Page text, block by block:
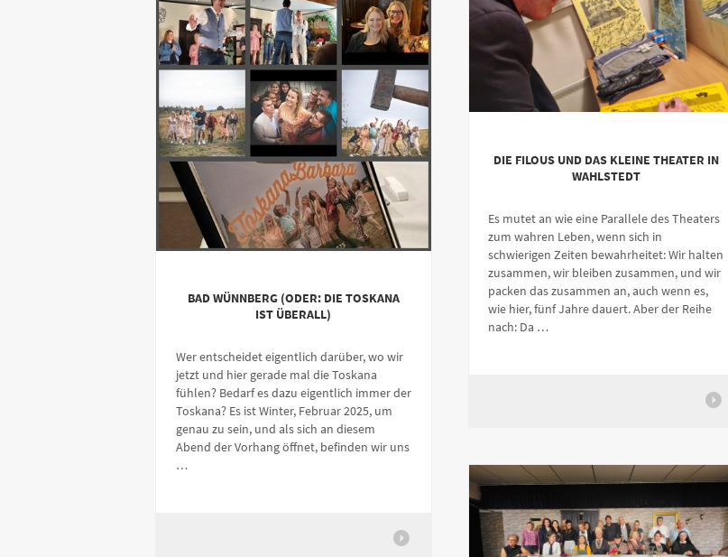
BAD WÜNNBERG (ODER: DIE TOSKANA
IST ÜBERALL)
Wer entscheidet eigentlich darüber, wo wir
jetzt und hier gerade mal die Toskana
fühlen? Bedarf es dazu eigentlich immer der
Toskana? Es ist Winter, Februar 2025, um
genau zu sein, und als sich an diesem
Abend der Vorhang öffnet, befinden wir uns
…
DIE FILOUS UND DAS KLEINE THEATER IN
WAHLSTEDT
Es mutet an wie eine Parallele des Theaters
zum wahren Leben, wenn sich in
schwierigen Zeiten bewahrheitet: Wir halten
zusammen, wir bleiben zusammen, und wir
packen das zusammen an, auch wenn es,
wie hier, fünf Jahre dauert. Aber der Reihe
nach: Da …